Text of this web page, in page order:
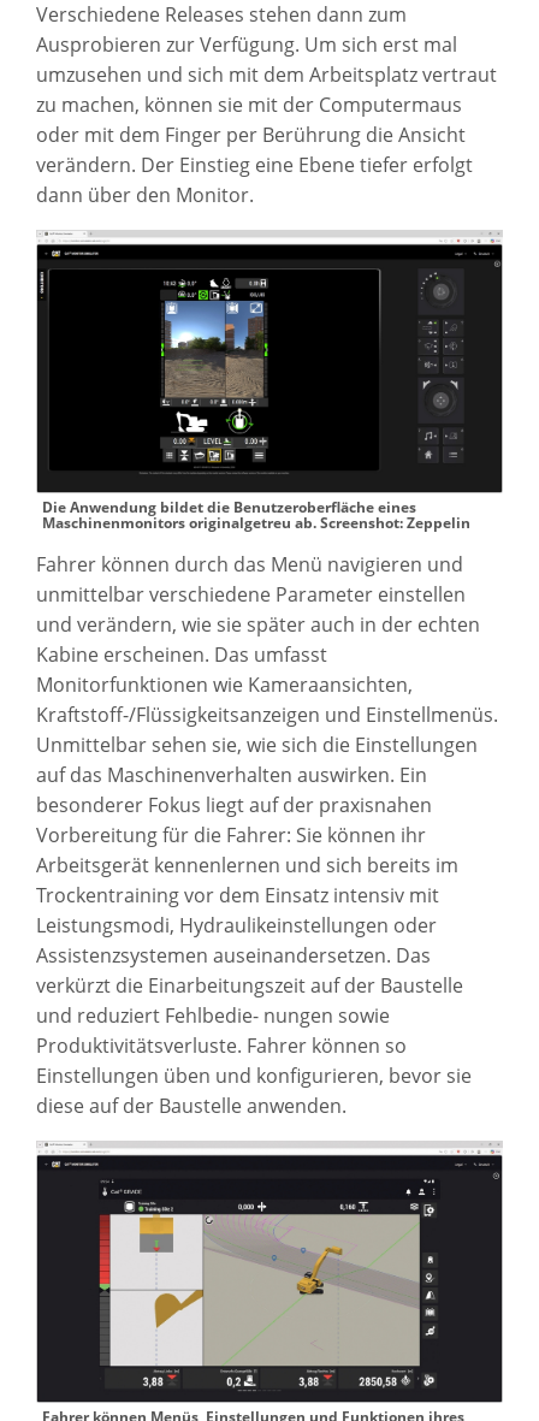
Verschiedene Releases stehen dann zum
Ausprobieren zur Verfügung. Um sich erst mal
umzusehen und sich mit dem Arbeitsplatz vertraut
zu machen, können sie mit der Computermaus
oder mit dem Finger per Berührung die Ansicht
verändern. Der Einstieg eine Ebene tiefer erfolgt
dann über den Monitor.
Die Anwendung bildet die Benutzeroberfläche eines
Maschinenmonitors originalgetreu ab. Screenshot: Zeppelin
Fahrer können durch das Menü navigieren und
unmittelbar verschiedene Parameter einstellen
und verändern, wie sie später auch in der echten
Kabine erscheinen. Das umfasst
Monitorfunktionen wie Kameraansichten,
Kraftstoff-/Flüssigkeitsanzeigen und Einstellmenüs.
Unmittelbar sehen sie, wie sich die Einstellungen
auf das Maschinenverhalten auswirken. Ein
besonderer Fokus liegt auf der praxisnahen
Vorbereitung für die Fahrer: Sie können ihr
Arbeitsgerät kennenlernen und sich bereits im
Trockentraining vor dem Einsatz intensiv mit
Leistungsmodi, Hydraulikeinstellungen oder
Assistenzsystemen auseinandersetzen. Das
verkürzt die Einarbeitungszeit auf der Baustelle
und reduziert Fehlbedie- nungen sowie
Produktivitätsverluste. Fahrer können so
Einstellungen üben und konfigurieren, bevor sie
diese auf der Baustelle anwenden.